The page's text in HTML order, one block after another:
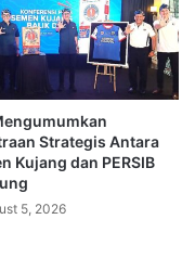
Strategis Antara
Kujang dan PERSIB
5, 2026